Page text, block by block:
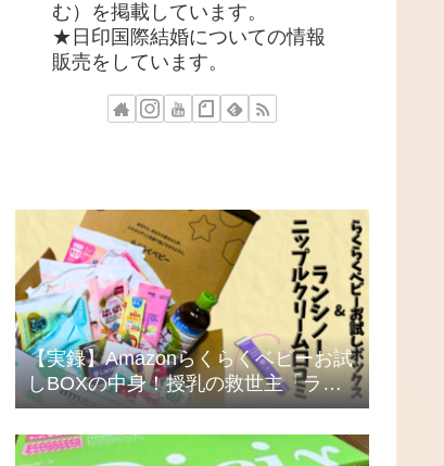
む）を掲載しています。
★日印国際結婚についての情報
販売をしています。
【実録】Amazonらくらくベビーお試
しBOXの中身！授乳の救世主「ラン
シノーニップルクリーム」を本品買
いした理由